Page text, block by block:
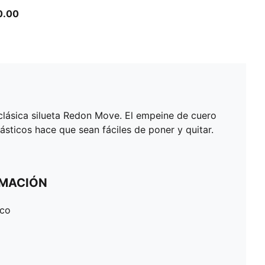
silueta Redon Move. El empeine de cuero
hace que sean fáciles de poner y quitar.